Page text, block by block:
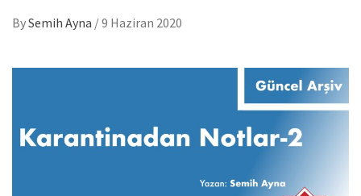
BySemih Ayna /9 Haziran 2020